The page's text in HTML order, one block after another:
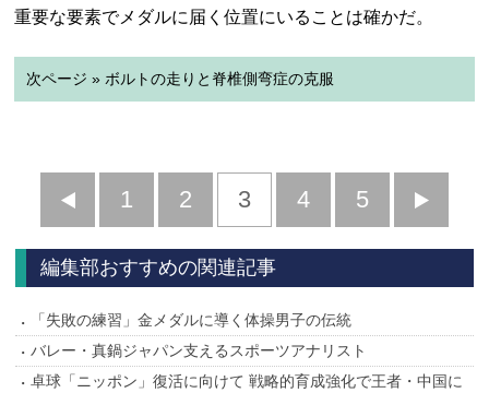
重要な要素でメダルに届く位置にいることは確かだ。
次ページ » ボルトの走りと脊椎側弯症の克服
前
へ
1 2 3 4 5
へ
編集部おすすめの関連記事
「失敗の練習」金メダルに導く体操男子の伝統
バレー・真鍋ジャパン支えるスポーツアナリスト
卓球「ニッポン」復活に向けて 戦略的育成強化で王者・中国に